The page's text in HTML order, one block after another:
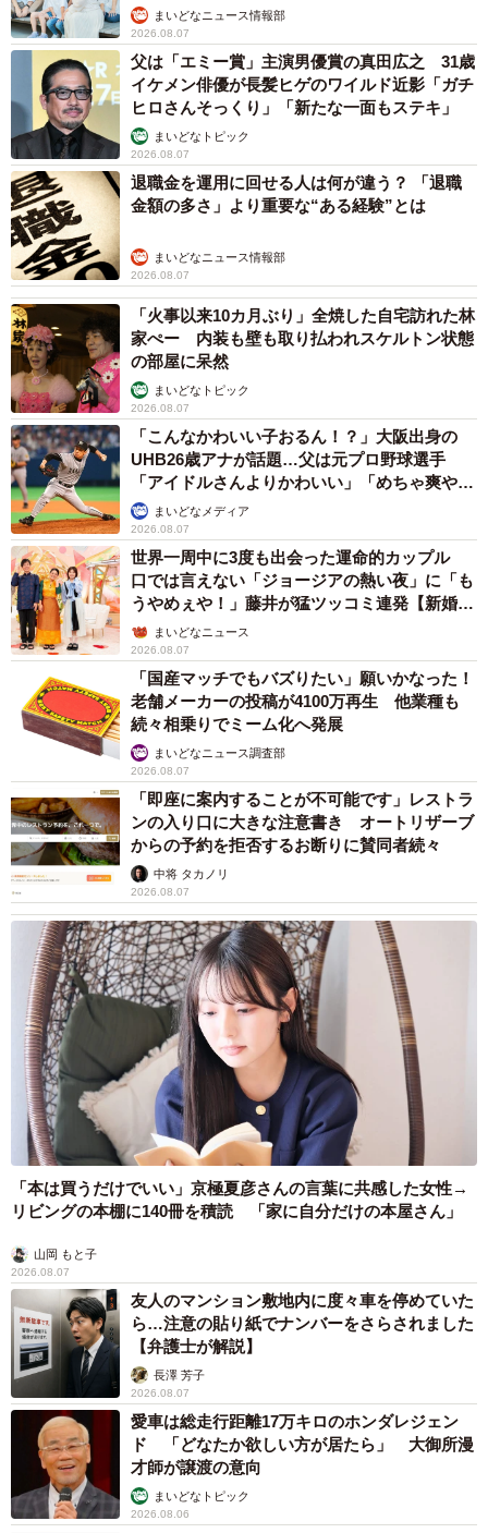
まいどなニュース情報部
2026.08.07
父は「エミー賞」主演男優賞の真田広之 31歳
イケメン俳優が長髪ヒゲのワイルド近影「ガチ
ヒロさんそっくり」「新たな一面もステキ」
まいどなトピック
2026.08.07
退職金を運用に回せる人は何が違う？ 「退職
金額の多さ」より重要な“ある経験”とは
まいどなニュース情報部
2026.08.07
「火事以来10カ月ぶり」全焼した自宅訪れた林
家ぺー 内装も壁も取り払われスケルトン状態
の部屋に呆然
まいどなトピック
2026.08.07
「こんなかわいい子おるん！？」大阪出身の
UHB26歳アナが話題…父は元プロ野球選手
「アイドルさんよりかわいい」「めちゃ爽や
か」まいどなメディア
2026.08.07
世界一周中に3度も出会った運命的カップル
口では言えない「ジョージアの熱い夜」に「も
うやめぇや！」藤井が猛ツッコミ連発【新婚さ
ん】まいどなニュース
2026.08.07
「国産マッチでもバズりたい」願いかなった！
老舗メーカーの投稿が4100万再生 他業種も
続々相乗りでミーム化へ発展
まいどなニュース調査部
2026.08.07
「即座に案内することが不可能です」レストラ
ンの入り口に大きな注意書き オートリザーブ
からの予約を拒否するお断りに賛同者続々
中将 タカノリ
2026.08.07
「本は買うだけでいい」京極夏彦さんの言葉に共感した女性→
リビングの本棚に140冊を積読 「家に自分だけの本屋さん」
山岡 もと子
2026.08.07
友人のマンション敷地内に度々車を停めていた
ら…注意の貼り紙でナンバーをさらされました
【弁護士が解説】
長澤 芳子
2026.08.07
愛車は総走行距離17万キロのホンダレジェン
ド 「どなたか欲しい方が居たら」 大御所漫
才師が譲渡の意向
まいどなトピック
2026.08.06